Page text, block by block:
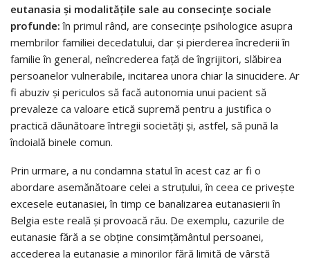
eutanasia și modalitățile sale au consecințe sociale
profunde: în primul rând, are consecințe psihologice asupra
membrilor familiei decedatului, dar și pierderea încrederii în
familie în general, neîncrederea față de îngrijitori, slăbirea
persoanelor vulnerabile, incitarea unora chiar la sinucidere. Ar
fi abuziv și periculos să facă autonomia unui pacient să
prevaleze ca valoare etică supremă pentru a justifica o
practică dăunătoare întregii societăți și, astfel, să pună la
îndoială binele comun.
Prin urmare, a nu condamna statul în acest caz ar fi o
abordare asemănătoare celei a struțului, în ceea ce privește
excesele eutanasiei, în timp ce banalizarea eutanasierii în
Belgia este reală și provoacă rău. De exemplu, cazurile de
eutanasie fără a se obține consimțământul persoanei,
accederea la eutanasie a minorilor fără limită de vârstă